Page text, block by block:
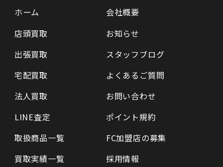
ホーム
店頭買取
出張買取
宅配買取
法人買取
LINE査定
取扱商品一覧
買取実績一覧
会社概要
お知らせ
スタッフブログ
よくあるご質問
お問い合わせ
ポイント規約
FC加盟店の募集
採用情報